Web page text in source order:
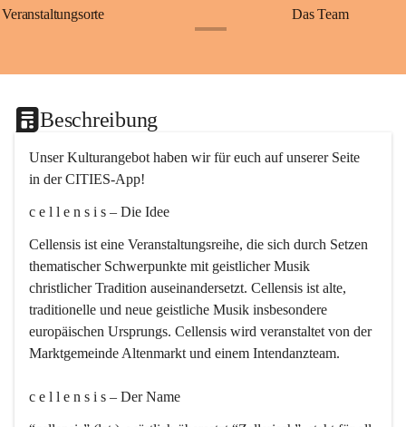
Veranstaltungsorte Das Team
Beschreibung
Unser Kulturangebot haben wir für euch auf unserer Seite
in der CITIES-App!
c e l l e n s i s – Die Idee
Cellensis ist eine Veranstaltungsreihe, die sich durch Setzen
thematischer Schwerpunkte mit geistlicher Musik
christlicher Tradition auseinandersetzt. Cellensis ist alte,
traditionelle und neue geistliche Musik insbesondere
europäischen Ursprungs. Cellensis wird veranstaltet von der
Marktgemeinde Altenmarkt und einem Intendanzteam.
c e l l e n s i s – Der Name